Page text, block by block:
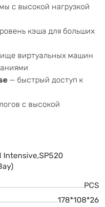
с высокой нагрузкой
кэша для больших
виртуальных машин
— быстрый доступ к
с высокой
Intensive,SP520
PCS
178*108*26